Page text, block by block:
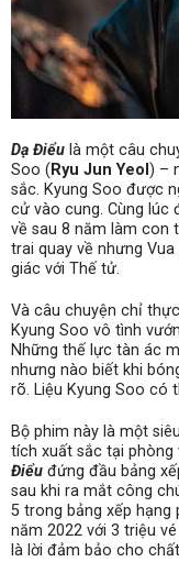
Dạ Điểu là một câu
Soo (Ryu Jun Yeol) –
sắc. Kyung Soo được
cử vào cung. Cùng lúc
về sau 8 năm làm con
trai quay về nhưng
giác với Thế tử.
Và câu chuyện chỉ
Kyung Soo vô tình
Những thế lực tàn ác
nhưng nào biết khi
rõ. Liệu Kyung Soo có
Bộ phim này là một
tích xuất sắc tại phòng
Điểu đứng đầu bảng
sau khi ra mắt công
5 trong bảng xếp
năm 2022 với 3 triệu
là lời đảm bảo cho